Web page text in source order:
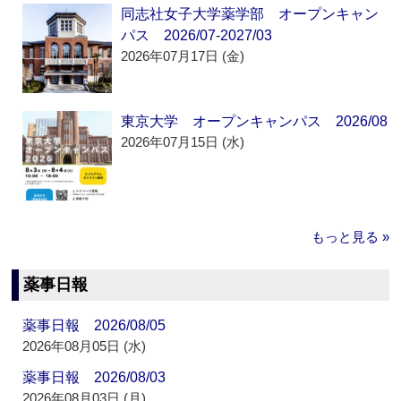
同志社女子大学薬学部 オープンキャン
パス 2026/07-2027/03
2026年07月17日 (金)
東京大学 オープンキャンパス 2026/08
2026年07月15日 (水)
もっと見る »
薬事日報
薬事日報 2026/08/05
2026年08月05日 (水)
薬事日報 2026/08/03